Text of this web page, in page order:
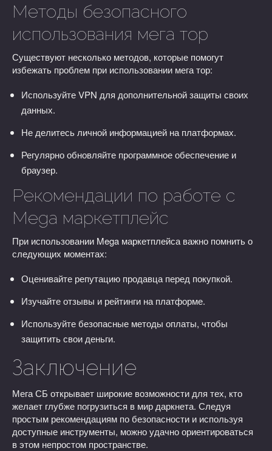
Методы безопасного
использования мега тор
Существуют несколько методов, которые помогут
избежать проблем при использовании мега тор:
Используйте VPN для дополнительной защиты своих
данных.
Не делитесь личной информацией на платформах.
Регулярно обновляйте программное обеспечение и
браузер.
Рекомендации по работе с
Mega маркетплейс
При использовании Mega маркетплейса важно помнить о
следующих моментах:
Оценивайте репутацию продавца перед покупкой.
Изучайте отзывы и рейтинги на платформе.
Используйте безопасные методы оплаты, чтобы
защитить свои деньги.
Заключение
Мега СБ открывает широкие возможности для тех, кто
желает глубже погрузиться в мир даркнета. Следуя
простым рекомендациям по безопасности и используя
доступные инструменты, можно удачно ориентироваться
в этом непростом пространстве.